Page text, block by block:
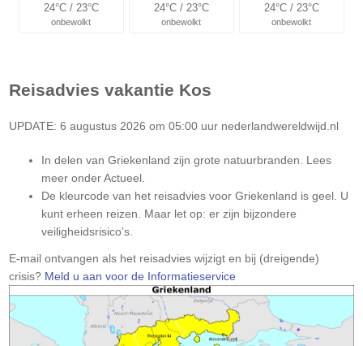
24°C / 23°C
onbewolkt
24°C / 23°C
onbewolkt
24°C / 23°C
onbewolkt
Reisadvies vakantie Kos
UPDATE: 6 augustus 2026 om 05:00 uur nederlandwereldwijd.nl
In delen van Griekenland zijn grote natuurbranden. Lees
meer onder Actueel.
De kleurcode van het reisadvies voor Griekenland is geel. U
kunt erheen reizen. Maar let op: er zijn bijzondere
veiligheidsrisico’s.
Let
op:
E-mail ontvangen als het reisadvies wijzigt en bij (dreigende)
crisis? Meld u aan voor de Informatieservice